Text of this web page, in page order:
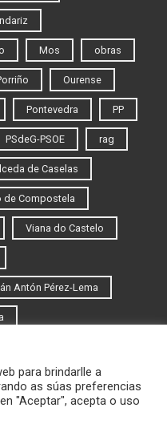
Mos obras
Ourense
Pontevedra PP
PSdeG-PSOE rag
de Caselas
de Compostela
Viana do Castelo
Antón Pérez-Lema
para brindarlle a
as súas preferencias
"Aceptar", acepta o uso